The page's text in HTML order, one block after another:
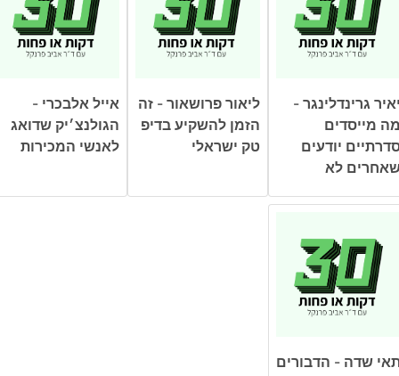
גרינדלינגר -
מייסדים
יודעים
לא
ליאור פרושאור - זה
הזמן להשקיע בדיפ
טק ישראלי
אייל אלבכרי -
הגולנצ׳יק שדואג
לאנשי המכירות
שדה - הדבורים